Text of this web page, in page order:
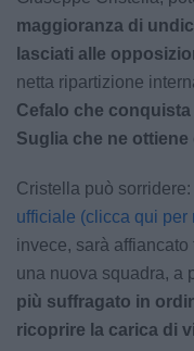
maggioranza di
lasciati alle
netta ripartizione
Cefalo che
Suglia che ne ottiene
Cristella può sorridere:
ufficiale (clicca qui per
invece, sarà
una nuova squadra, a
più suffragato in
ricoprire la carica di